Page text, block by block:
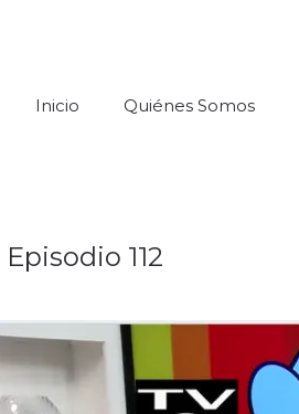
Inicio Quiénes Somos
Episodio 112